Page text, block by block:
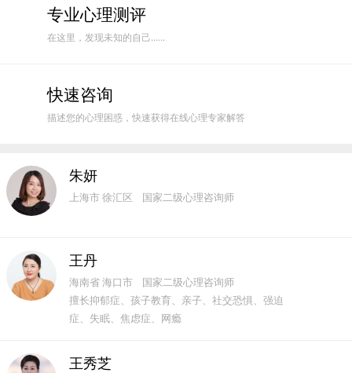
专业心理测评
在这里，发现未知的自己......
快速咨询
描述您的心理困惑，快速获得在线心理专家解答
朱妍
上海市 徐汇区 国家二级心理咨询师
王丹
海南省 海口市 国家二级心理咨询师
擅长抑郁症、孩子教育、亲子、社交恐惧、强迫
症、失眠、焦虑症、网瘾
王秀芝